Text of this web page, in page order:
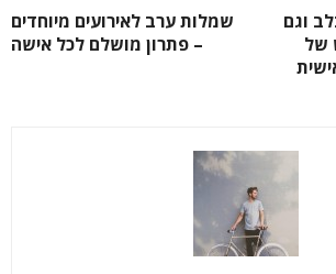
וגם
של
שמלות ערב לאירועים מיוחדים
– פתרון מושלם לכל אישה